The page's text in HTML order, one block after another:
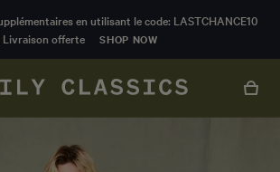
en utilisant le code: LASTCHANCE10
Livraison offerte
SHOP NOW